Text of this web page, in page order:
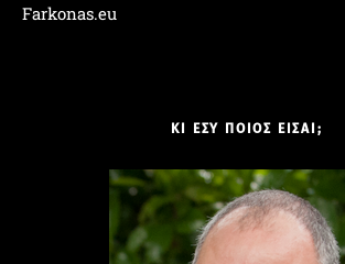
Farkonas.eu
ΚΙ ΕΣΥ ΠΟΙΟΣ ΕΙΣΑΙ;